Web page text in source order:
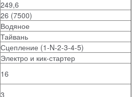
249,6
26 (7500)
Водяное
Тайвань
Сцепление (1-N-2-3-4-5)
Электро и кик-стартер
16
3